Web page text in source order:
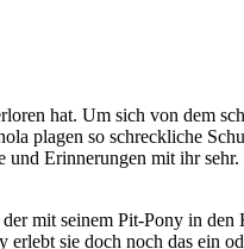
hat. Um sich von dem
plagen so schreckliche
Erinnerungen mit ihr
mit seinem Pit-Pony in
sie doch noch das ein